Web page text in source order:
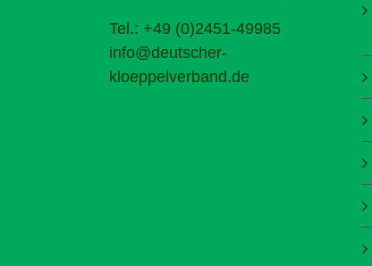
Tel.: +49 (0)2451-49985
info@deutscher-
kloeppelverband.de